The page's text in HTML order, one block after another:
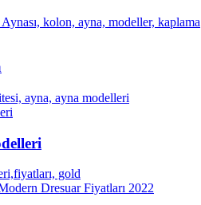
kolon, ayna, modeller, kaplama
ayna, ayna modelleri
gold